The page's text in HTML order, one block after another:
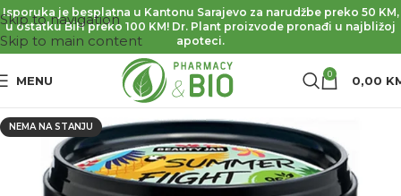
Skip to navigation
Skip to main content
Isporuka je besplatna u Kantonu Sarajevo za narudžbe preko 50 KM,
u ostatku BiH preko 100 KM! Dr. Plant proizvode pronađi u najbližoj
apoteci.
MENU 0 0,00
NEMA NA STANJU